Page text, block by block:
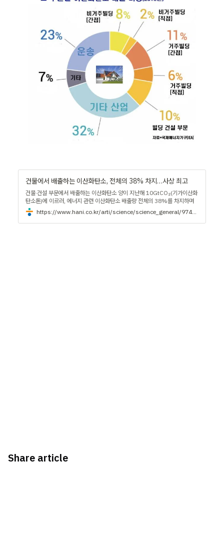
건물에서 배출하는 이산화탄소, 전체의 38% 차지…사상 최고
건물·건설 부문에서 배출하는 이산화탄소 양이 지난해 10GtCO₂(기가이산화
탄소톤)에 이르러, 에너지 관련 이산화탄소 배출량 전체의 38%를 차지하며
사상 최고치를 기록했다. 유엔환경계획(UNEP)은 16일 세계건축및건설연맹
(GlobalABC)의 ‘2020년 현황 보고
https://www.hani.co.kr/arti/science/science_general/974603.html
Share article